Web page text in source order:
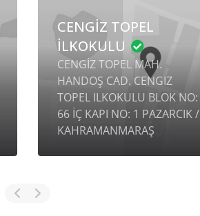
CENGİZ TOPEL
İLKOKULU
CENGİZ TOPEL MAH.
HANDOŞ CAD. CENGIZ
TOPEL ILKOKULU BLOK NO:
66 İÇ KAPI NO: 1 PAZARCIK /
KAHRAMANMARAŞ